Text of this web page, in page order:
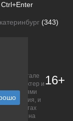
Ctrl+Enter
(343)
на портале
характер и
описания, и
на сайтах
право на
16+